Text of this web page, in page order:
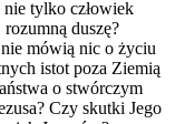
nie tylko człowiek
duszę?
mówią nic o życiu
istot poza Ziemią
o stwórczym
Czy skutki Jego